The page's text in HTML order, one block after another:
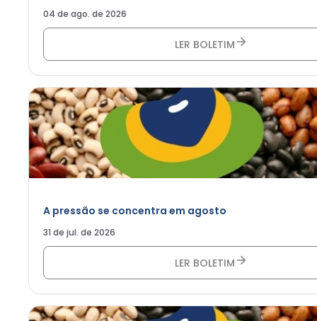
04 de ago. de 2026
LER BOLETIM
A pressão se concentra em agosto
31 de jul. de 2026
LER BOLETIM